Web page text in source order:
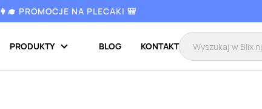
👩‍🎓 PROMOCJE NA PLECAKI 🎒
PRODUKTY BLOG KONTAKT